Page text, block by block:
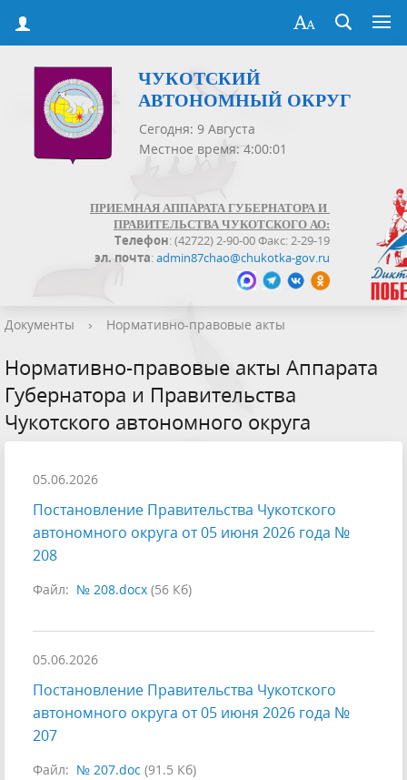
ЧУКОТСКИЙ
АВТОНОМНЫЙ ОКРУГ
Сегодня: 9 Августа
Местное время: 4:00:01
ПРИЕМНАЯ АППАРАТА ГУБЕРНАТОРА И
ПРАВИТЕЛЬСТВА ЧУКОТСКОГО АО:
Телефон: (42722) 2-90-00 Факс: 2-29-19
эл. почта:admin87chao@chukotka-gov.ru
Документы › Нормативно-правовые акты
Нормативно-правовые акты Аппарата
Губернатора и Правительства
Чукотского автономного округа
05.06.2026
Постановление Правительства Чукотского
автономного округа от 05 июня 2026 года №
208
Файл: № 208.docx (56 Кб)
05.06.2026
Постановление Правительства Чукотского
автономного округа от 05 июня 2026 года №
207
Файл: № 207.doc (91.5 Кб)